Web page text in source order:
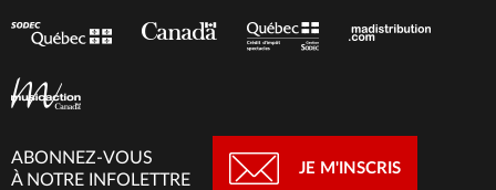
ABONNEZ-VOUS
À NOTRE INFOLETTRE
JE M'INSCRIS